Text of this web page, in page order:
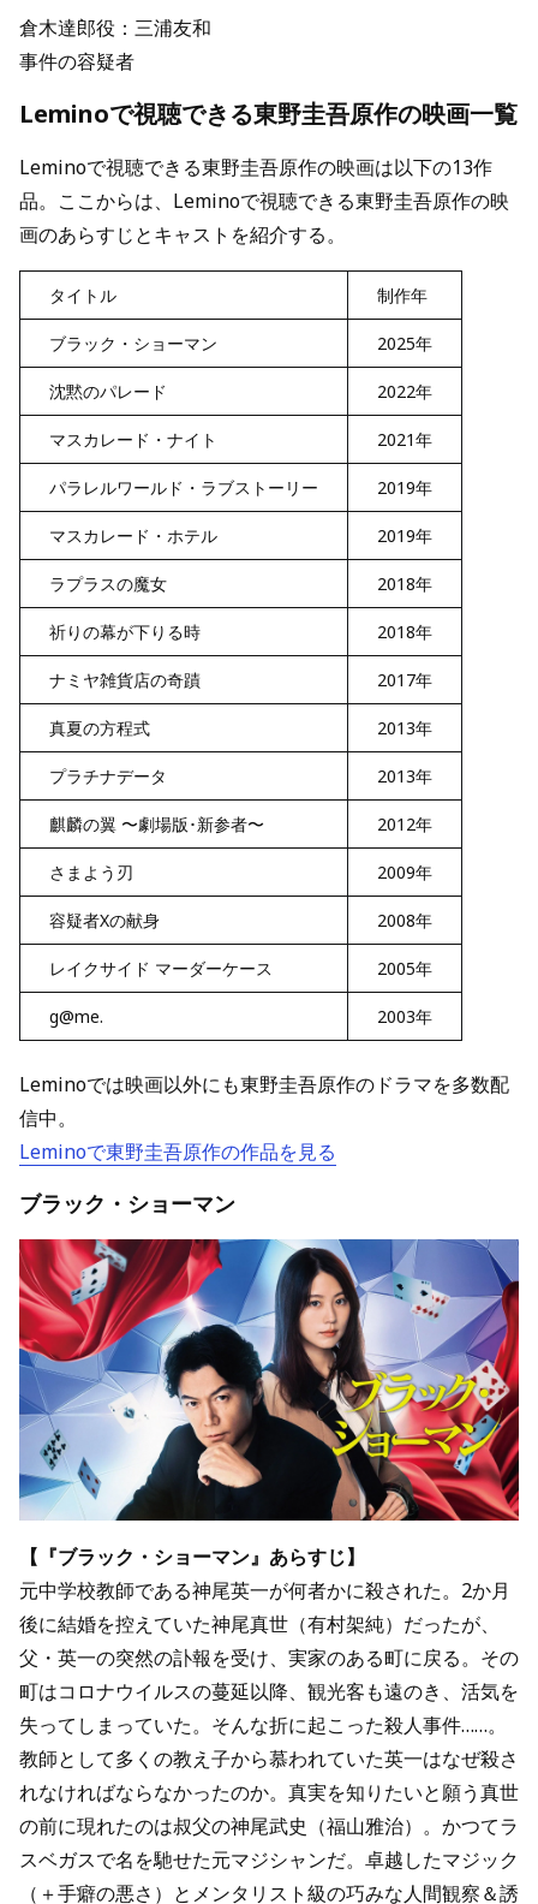
倉木達郎役：三浦友和
事件の容疑者
Leminoで視聴できる東野圭吾原作の映画一覧
Leminoで視聴できる東野圭吾原作の映画は以下の13作
品。ここからは、Leminoで視聴できる東野圭吾原作の映
画のあらすじとキャストを紹介する。
タイトル 制作年
ブラック・ショーマン 2025年
沈黙のパレード 2022年
マスカレード・ナイト 2021年
パラレルワールド・ラブストーリー 2019年
マスカレード・ホテル 2019年
ラプラスの魔女 2018年
祈りの幕が下りる時 2018年
ナミヤ雑貨店の奇蹟 2017年
真夏の方程式 2013年
プラチナデータ 2013年
麒麟の翼 〜劇場版･新参者〜 2012年
さまよう刃 2009年
容疑者Xの献身 2008年
レイクサイド マーダーケース 2005年
g@me. 2003年
Leminoでは映画以外にも東野圭吾原作のドラマを多数配
信中。
Leminoで東野圭吾原作の作品を見る
ブラック・ショーマン
【『ブラック・ショーマン』あらすじ】
元中学校教師である神尾英一が何者かに殺された。2か月
後に結婚を控えていた神尾真世（有村架純）だったが、
父・英一の突然の訃報を受け、実家のある町に戻る。その
町はコロナウイルスの蔓延以降、観光客も遠のき、活気を
失ってしまっていた。そんな折に起こった殺人事件……。
教師として多くの教え子から慕われていた英一はなぜ殺さ
れなければならなかったのか。真実を知りたいと願う真世
の前に現れたのは叔父の神尾武史（福山雅治）。かつてラ
スベガスで名を馳せた元マジシャンだ。卓越したマジック
（＋手癖の悪さ）とメンタリスト級の巧みな人間観察＆誘